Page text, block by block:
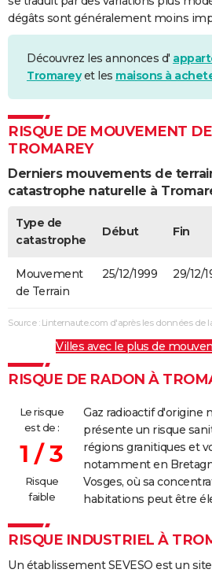
dégâts sont généralement moins
Découvrez les annonces d'
Tromareyet les maisons à
RISQUE DE MOUVEMENT
TROMAREY
Derniers mouvements de
catastrophe naturelle à
Type de
catastrophe
Début Fin
Mouvement
de Terrain
25/12/1999 29/12/
Source : Linternaute.com d'après les données de
Villes avec le plus de
RISQUE DE RADON À
Le risque
est de :
1 / 3
Risque
faible
Gaz radioactif d'origine
présente un risque
régions granitiques et
notamment en
Vosges, où sa
habitations peut être
RISQUE INDUSTRIEL À
Un établissement SEVESO est un